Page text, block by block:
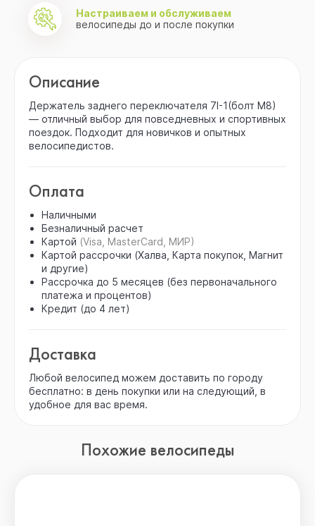
Настраиваем и обслуживаем
велосипеды до и после покупки
Описание
Держатель заднего переключателя 7I-1(болт M8)
— отличный выбор для повседневных и спортивных
поездок. Подходит для новичков и опытных
велосипедистов.
Оплата
Наличными
Безналичный расчет
Картой (Visa, MasterCard, МИР)
Картой рассрочки (Халва, Карта покупок, Магнит
и другие)
Рассрочка до 5 месяцев (без первоначального
платежа и процентов)
Кредит (до 4 лет)
Доставка
Любой велосипед можем доставить по городу
бесплатно: в день покупки или на следующий, в
удобное для вас время.
Похожие велосипеды